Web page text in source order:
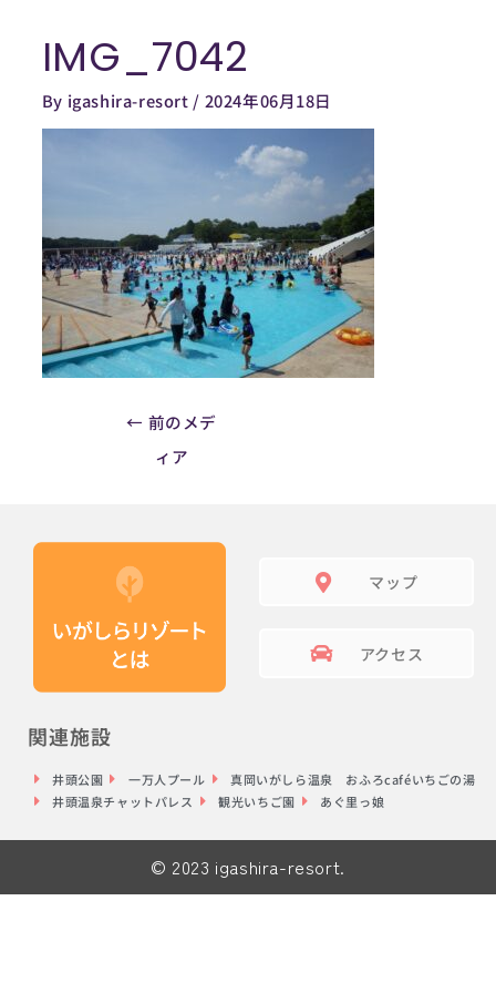
IMG_7042
By igashira-resort / 2024年06月18日
Post
navigation
← 前のメデ
ィア
マップ
アクセス
関連施設
井頭公園 一万人プール
真岡いがしら温泉 おふろcaféいちごの湯
井頭温泉チャットパレス
観光いちご園 あぐ里っ娘
© 2023 igashira-resort.